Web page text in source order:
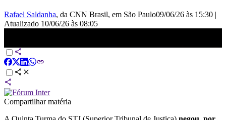
Rafael Saldanha, da CNN Brasil, em São Paulo09/06/26 às 15:30 |
Atualizado 10/06/26 às 08:05
Compartilhar matéria